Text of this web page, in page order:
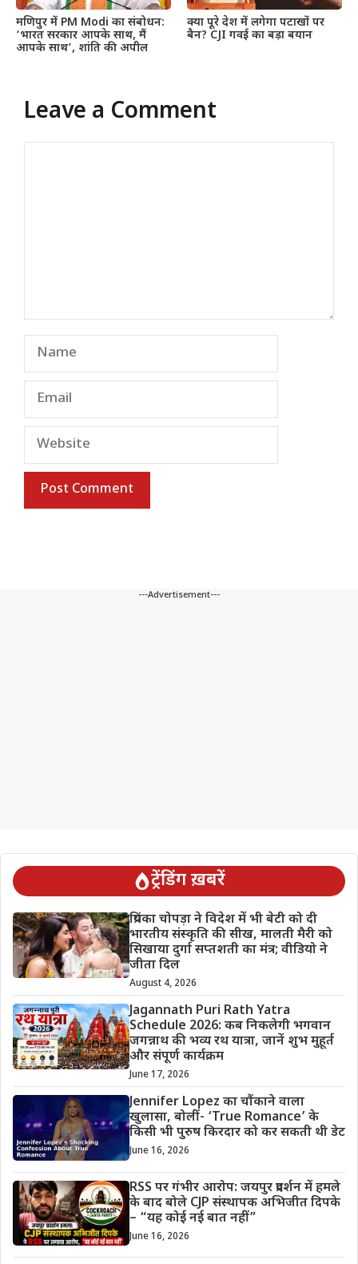
मणिपुर में PM Modi का संबोधन:
‘भारत सरकार आपके साथ, मैं
आपके साथ’, शांति की अपील
क्या पूरे देश में लगेगा पटाखों पर
बैन? CJI गवई का बड़ा बयान
Leave a Comment
Name
Email
Website
---Advertisement---
ट्रेंडिंग ख़बरें
प्रियंका चोपड़ा ने विदेश में भी बेटी को दी
भारतीय संस्कृति की सीख, मालती मैरी को
सिखाया दुर्गा सप्तशती का मंत्र; वीडियो ने
जीता दिल
August 4, 2026
Jagannath Puri Rath Yatra
Schedule 2026: कब निकलेगी भगवान
जगन्नाथ की भव्य रथ यात्रा, जानें शुभ मुहूर्त
और संपूर्ण कार्यक्रम
June 17, 2026
Jennifer Lopez का चौंकाने वाला
खुलासा, बोलीं- ‘True Romance’ के
किसी भी पुरुष किरदार को कर सकती थी डेट
June 16, 2026
RSS पर गंभीर आरोप: जयपुर प्रदर्शन में हमले
के बाद बोले CJP संस्थापक अभिजीत दिपके
– “यह कोई नई बात नहीं”
June 16, 2026